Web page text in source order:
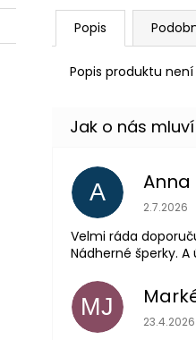
Popis
Popis produktu
A Anna
2.7.2026
Velmi ráda
Nádherné šperky.
MJ
23.4.2026